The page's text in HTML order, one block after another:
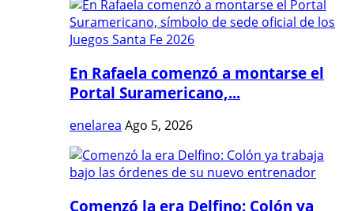
En Rafaela comenzó a montarse el
Portal Suramericano,...
enelarea Ago 5, 2026
Comenzó la era Delfino: Colón ya